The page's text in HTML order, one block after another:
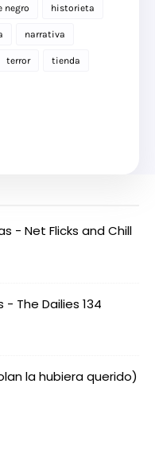
negro historieta
narrativa
terror tienda
- Net Flicks and Chill
The Dailies 134
la hubiera querido)